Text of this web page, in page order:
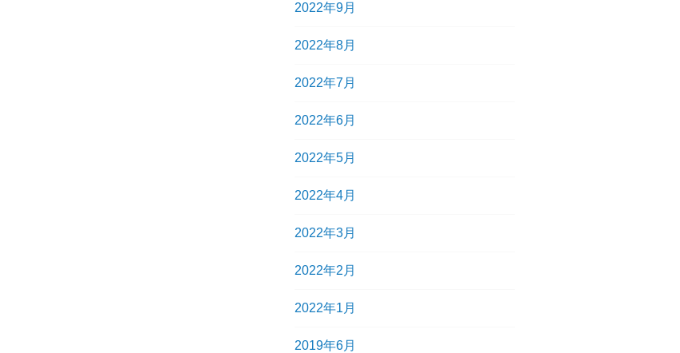
2022年9月
2022年8月
2022年7月
2022年6月
2022年5月
2022年4月
2022年3月
2022年2月
2022年1月
2019年6月